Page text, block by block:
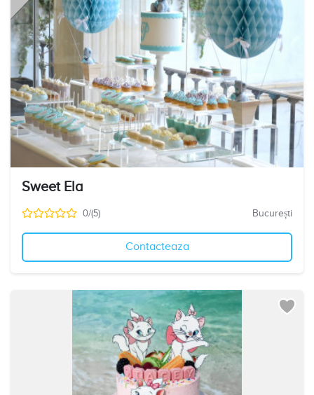
Sweet Ela
0/(5) București
Contacteaza